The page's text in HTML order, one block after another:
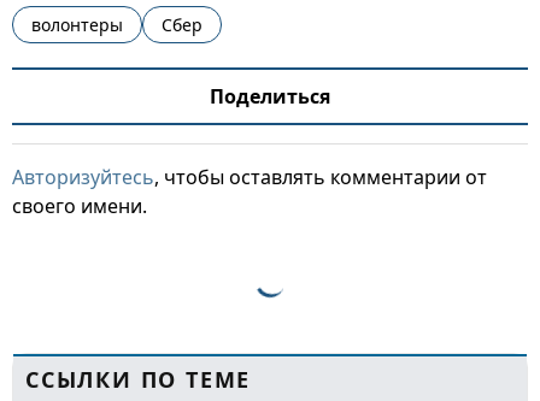
волонтеры Сбер
Поделиться
Авторизуйтесь, чтобы оставлять комментарии от
своего имени.
ССЫЛКИ ПО ТЕМЕ